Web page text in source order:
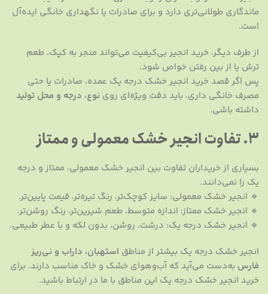
ماندگاری طولانی‌تری دارد و برای صادرات یا نگهداری خانگی ایده‌آل
است.
از طرف دیگر، خرید انجیر بی‌کیفیت می‌تواند منجر به کپک، طعم
ترش یا از بین رفتن خواص شود.
پس اگر قصد خرید انجیر خشک درجه یک عمده، صادرات یا حتی
مصرف خانگی داری، باید دقت ویژه‌ای روی نوع، درجه و محل تولید
داشته باشی.
۳. تفاوت انجیر خشک معمولی و ممتاز
بسیاری از خریداران تفاوت بین انجیر خشک معمولی، ممتاز و درجه
یک را نمی‌دانند.
🔹 انجیر خشک معمولی: سایز کوچک‌تر، رنگ تیره‌تر، قیمت پایین‌تر.
🔹 انجیر خشک ممتاز: اندازه متوسط، طعم شیرین‌تر، رنگ روشن‌تر.
🔹 انجیر خشک درجه یک: درشت، روشن، بدون لکه و با عطر طبیعی.
انجیر خشک درجه یک بیشتر از مناطق استهبان، داراب و نی‌ریز
فارس به‌دست می‌آید که آب‌وهوای خشک و خاک مناسب دارند. برای
خرید انجیر خشک درجه یک این مناطق با ما در ارتباط باشید.